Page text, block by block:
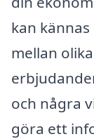
kan
mellan
och några
göra ett